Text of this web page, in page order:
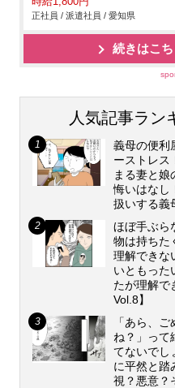
正社員 / 派遣社員 / 愛知県
続きはこち
人気記事ラン
義母の便利
ーストレス
まる妻と娘
悔いはなし
扱いする義
ほぼ手ぶら
物は持ちた
理解できな
いともった
たが理解で
Vol.8】
「あら、
ね？」って
てないで
に平然と
視？悪意？